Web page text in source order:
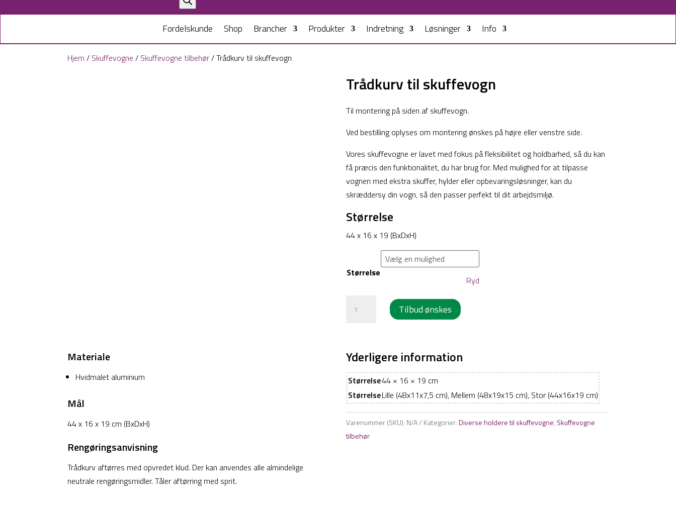
Fordelskunde Shop Brancher Produkter Indretning Løsninger Info
Hjem / Skuffevogne / Skuffevogne tilbehør/ Trådkurv til skuffevogn
Trådkurv til skuffevogn
Til montering på siden af skuffevogn.
Ved bestilling oplyses om montering ønskes på højre eller venstre side.
Vores skuffevogne er lavet med fokus på fleksibilitet og holdbarhed, så du kan
få præcis den funktionalitet, du har brug for. Med mulighed for at tilpasse
vognen med ekstra skuffer, hylder eller opbevaringsløsninger, kan du
skræddersy din vogn, så den passer perfekt til dit arbejdsmiljø.
Størrelse
44 x 16 x 19 (BxDxH)
Størrelse
Ryd
Tilbud ønskes
Materiale
Hvidmalet aluminium
Mål
44 x 16 x 19 cm (BxDxH)
Rengøringsanvisning
Trådkurv aftørres med opvredet klud. Der kan anvendes alle almindelige
neutrale rengøringsmidler. Tåler aftørring med sprit.
Yderligere information
Størrelse44 × 16 × 19 cm
StørrelseLille (48x11x7,5 cm), Mellem (48x19x15 cm), Stor (44x16x19 cm)
Varenummer (SKU): N/A Kategorier:Diverse holdere til skuffevogne, Skuffevogne
tilbehør